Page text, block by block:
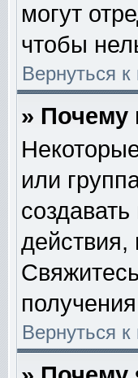
могут
чтобы
Вернуться к
»
или
Вернуться к